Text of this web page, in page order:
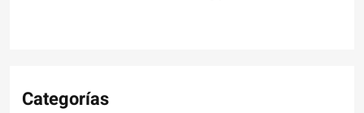
Categorías